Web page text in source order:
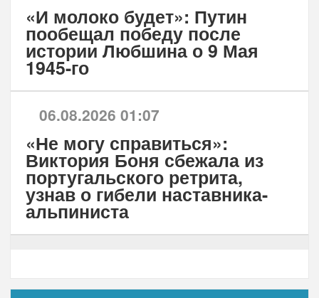
«И молоко будет»: Путин
пообещал победу после
истории Любшина о 9 Мая
1945-го
06.08.2026 01:07
«Не могу справиться»:
Виктория Боня сбежала из
португальского ретрита,
узнав о гибели наставника-
альпиниста